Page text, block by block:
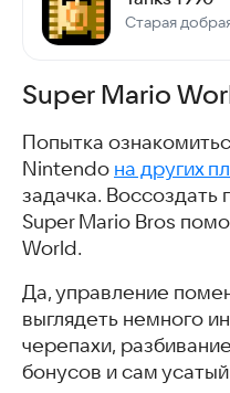
Super Mario
Попытка
Nintendo на других
задачка. Воссоздать
Super Mario Bros
World.
Да, управление
выглядеть немного
черепахи,
бонусов и сам